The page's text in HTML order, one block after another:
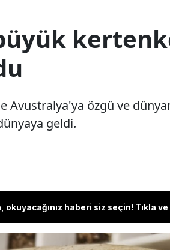
Avustralya'ya özgü ve
geldi.
okuyacağınız haberi siz seçin! Tıkla